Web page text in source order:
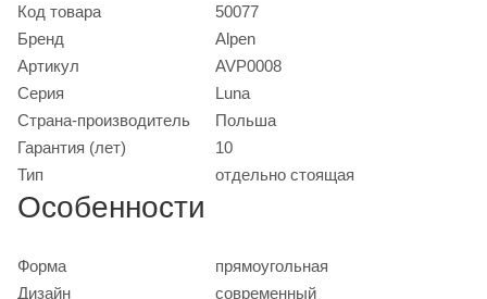
Код товара
50077
Бренд
Alpen
Артикул
AVP0008
Серия
Luna
Страна-производитель
Польша
Гарантия (лет)
10
Тип
отдельно стоящая
Особенности
Форма
прямоугольная
Дизайн
современный